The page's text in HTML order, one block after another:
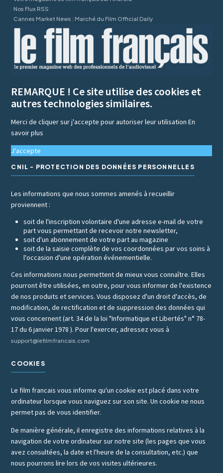
Nos Flux RSS
Cannes Market News : Marché du Film Official Daily
REMARQUE ! Ce site utilise des cookies et
autres technologies similaires.
Merci de cliquer sur j'accepte pour autoriser leur utilisationEn
savoir plus
J'accepte
CNIL - PROTECTION DES DONNÉES PERSONNELLES
Les informations que nous sommes amenés à recueillir
proviennent :
soit de l'inscription volontaire d'une adresse e-mail de votre
part vous permettant de recevoir notre newsletter,
soit d'un abonnement de votre part au magazine
soit de la saisie complète de vos coordonnées par vos soins à
l'occasion d'une opération événementielle.
Ces informations nous permettent de mieux vous connaître. Elles
pourront être utilisées, en outre, pour vous informer de l'existence
de nos produits et services. Vous disposez d'un droit d'accès, de
modification, de rectification et de suppression des données qui
vous concernent (art. 34 de la loi "Informatique et Libertés" n° 78-
17 du 6 janvier 1978 ). Pour l'exercer, adressez vous à
support@lefilmfrancais.com
COOKIES
Le film francais vous informe qu'un cookie est placé dans votre
ordinateur lorsque vous naviguez sur son site. Un cookie ne nous
permet pas de vous identifier.
De manière générale, il enregistre des informations relatives à la
navigation de votre ordinateur sur notre site (les pages que vous
avez consultées, la date et l'heure de la consultation, etc.) que
nous pourrons lire lors de vos visites ultérieures.